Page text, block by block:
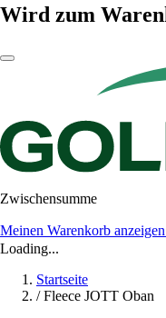
Wird zum
Zwischensumme
Meinen Warenkorb anzeigen
Loading...
Startseite
/ Fleece JOTT Oban